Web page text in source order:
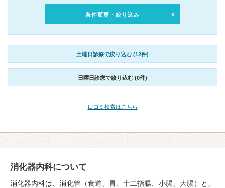
条件変更・絞り込み
土曜日診療で絞り込む (12件)
日曜日診療で絞り込む (0件)
口コミ検索はこちら
消化器内科について
消化器内科は、消化管（食道、胃、十二指腸、小腸、大腸）と、